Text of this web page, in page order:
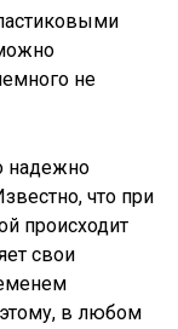
не
надежно
что при
происходит
свои
в любом